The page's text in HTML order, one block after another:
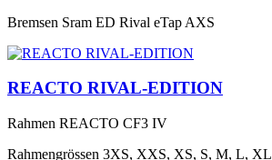
Bremsen Sram ED Rival eTap AXS
REACTO RIVAL-EDITION
Rahmen REACTO CF3 IV
Rahmengrössen 3XS, XXS, XS, S, M, L, XL